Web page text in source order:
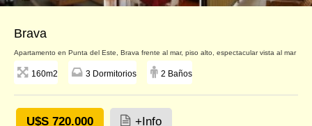
Brava
Apartamento en Punta del Este, Brava frente al mar, piso alto, espectacular vista al mar
160m2 3 Dormitorios 2 Baños
U$S 720.000 +Info